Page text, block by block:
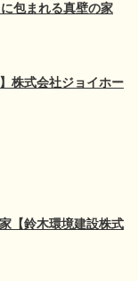
包まれる真壁の家
株式会社ジョイホー
【鈴木環境建設株式